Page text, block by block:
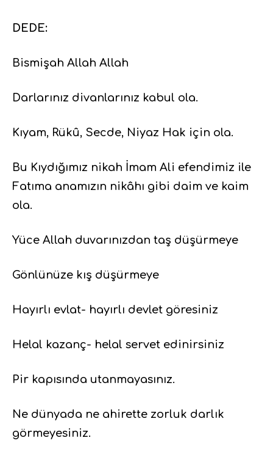
DEDE:
Bismişah Allah Allah
Darlarınız divanlarınız kabul ola.
Kıyam, Rükû, Secde, Niyaz Hak için ola.
Bu Kıydığımız nikah İmam Ali efendimiz ile
Fatıma anamızın nikâhı gibi daim ve kaim
ola.
Yüce Allah duvarınızdan taş düşürmeye
Gönlünüze kış düşürmeye
Hayırlı evlat- hayırlı devlet göresiniz
Helal kazanç- helal servet edinirsiniz
Pir kapısında utanmayasınız.
Ne dünyada ne ahirette zorluk darlık
görmeyesiniz.